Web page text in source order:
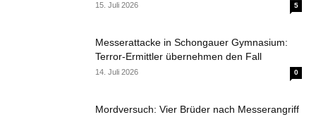
15. Juli 2026 5
Messerattacke in Schongauer Gymnasium:
Terror-Ermittler übernehmen den Fall
14. Juli 2026 0
Mordversuch: Vier Brüder nach Messerangriff